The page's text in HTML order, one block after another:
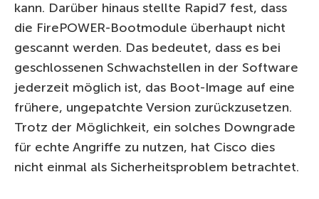
kann. Darüber hinaus stellte Rapid7 fest, dass
die FirePOWER-Bootmodule überhaupt nicht
gescannt werden. Das bedeutet, dass es bei
geschlossenen Schwachstellen in der Software
jederzeit möglich ist, das Boot-Image auf eine
frühere, ungepatchte Version zurückzusetzen.
Trotz der Möglichkeit, ein solches Downgrade
für echte Angriffe zu nutzen, hat Cisco dies
nicht einmal als Sicherheitsproblem betrachtet.